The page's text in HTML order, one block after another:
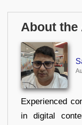
About the
Experienced
in digital